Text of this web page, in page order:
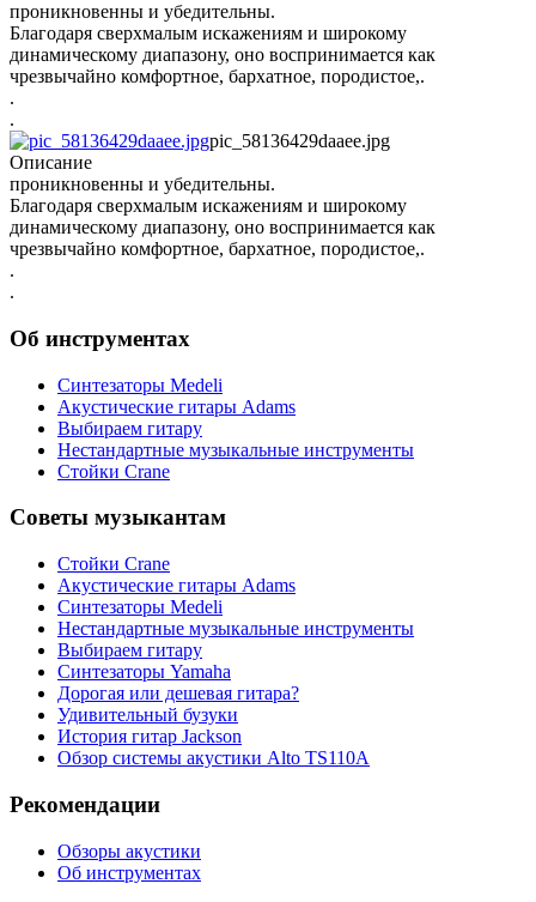
проникновенны и убедительны.
Благодаря сверхмалым искажениям и широкому
динамическому диапазону, оно воспринимается как
чрезвычайно комфортное, бархатное, породистое,.
.
.
pic_58136429daaee.jpg
Описание
проникновенны и убедительны.
Благодаря сверхмалым искажениям и широкому
динамическому диапазону, оно воспринимается как
чрезвычайно комфортное, бархатное, породистое,.
.
.
Об инструментах
Синтезаторы Мedeli
Акустические гитары Adams
Выбираем гитару
Нестандартные музыкальные инструменты
Стойки Crane
Советы музыкантам
Стойки Crane
Акустические гитары Adams
Синтезаторы Мedeli
Нестандартные музыкальные инструменты
Выбираем гитару
Синтезаторы Yamaha
Дорогая или дешевая гитара?
Удивительный бузуки
История гитар Jackson
Обзор системы акустики Alto TS110A
Рекомендации
Обзоры акустики
Об инструментах